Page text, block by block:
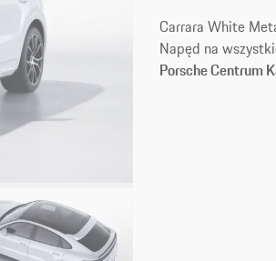
Carrara White
Napęd na
Porsche Centrum